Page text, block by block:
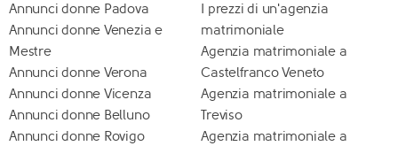
Annunci donne Padova
Annunci donne Venezia e
Mestre
Annunci donne Verona
Annunci donne Vicenza
Annunci donne Belluno
Annunci donne Rovigo
I prezzi di un'agenzia
matrimoniale
Agenzia matrimoniale a
Castelfranco Veneto
Agenzia matrimoniale a
Treviso
Agenzia matrimoniale a